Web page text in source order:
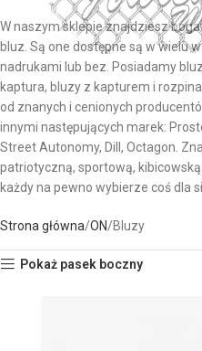
W naszym sklepie znajdziesz
bluz. Są one dostępne są w wielu
nadrukami lub bez. Posiadamy
kaptura, bluzy z kapturem i
od znanych i cenionych
innymi następujących marek:
Street Autonomy, Dill, Octagon.
patriotyczną, sportową,
każdy na pewno wybierze coś dla
Strona główna ON Bluzy
Pokaż pasek boczny